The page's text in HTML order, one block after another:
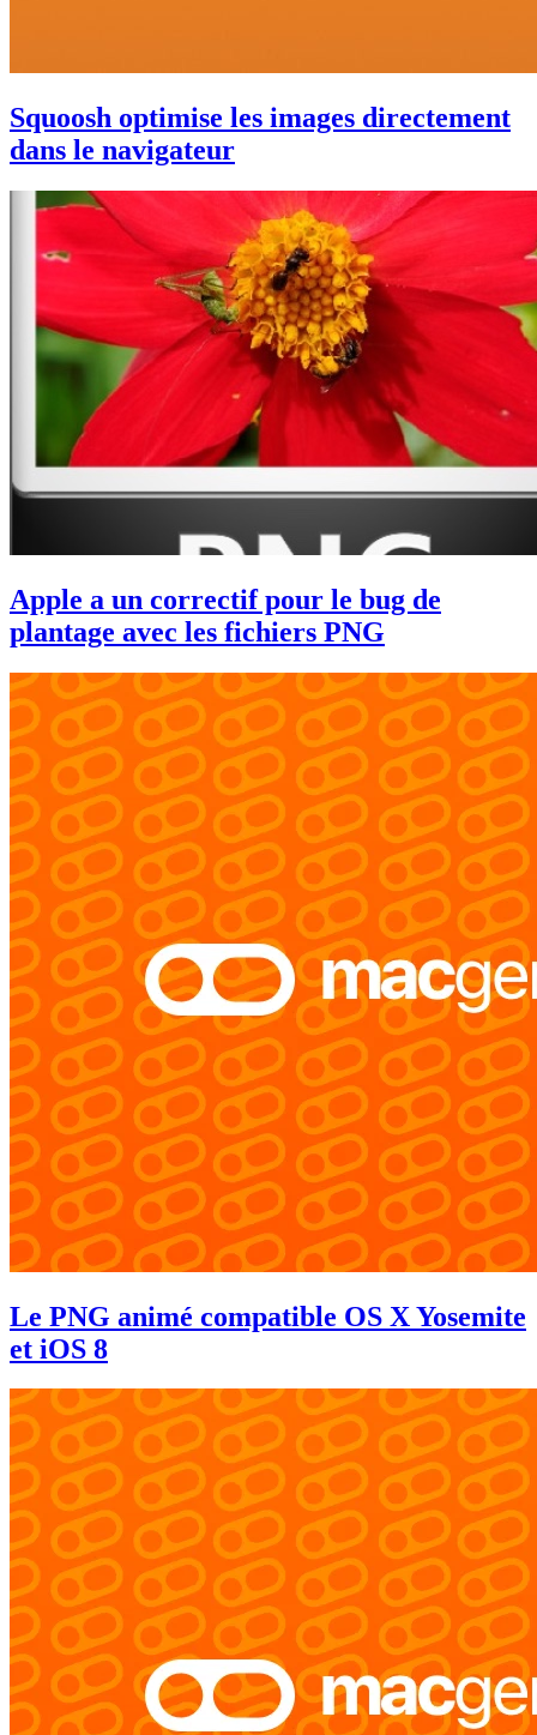
Squoosh optimise les images directement
dans le navigateur
Apple a un correctif pour le bug de
plantage avec les fichiers PNG
Le PNG animé compatible OS X Yosemite
et iOS 8